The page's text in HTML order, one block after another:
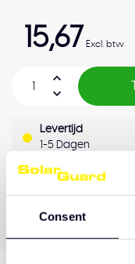
Consent
15,67 Excl. btw
Levertijd
1-5 Dagen